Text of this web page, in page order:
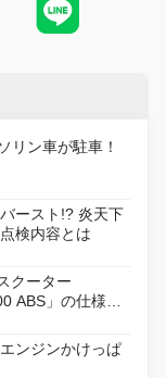
リン車が駐車！
ースト!? 炎天下
検内容とは
クーター
ABS」の仕様を
ンジンかけっぱ